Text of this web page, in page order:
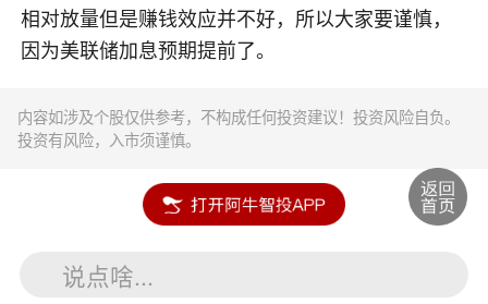
相对放量但是赚钱效应并不好，所以大家要谨慎，
因为美联储加息预期提前了。
内容如涉及个股仅供参考，不构成任何投资建议！投资风险自负。
投资有风险，入市须谨慎。
说点啥...